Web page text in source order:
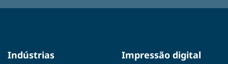
Indústrias
Impressão digital